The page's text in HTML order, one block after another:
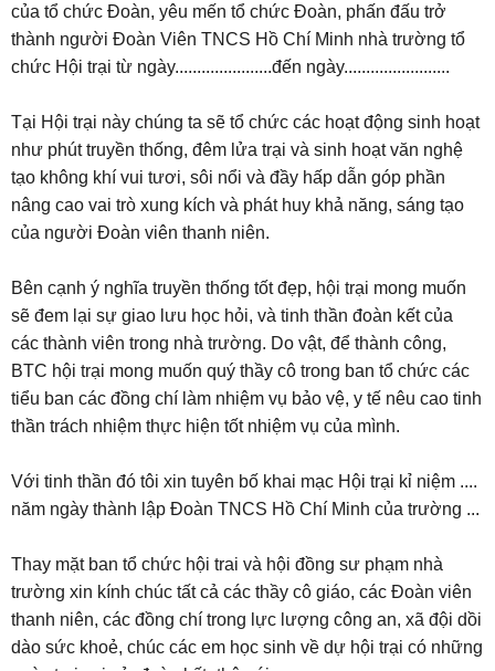
của tổ chức Đoàn, yêu mến tổ chức Đoàn, phấn đấu trở
thành người Đoàn Viên TNCS Hồ Chí Minh nhà trường tổ
chức Hội trại từ ngày......................đến ngày........................
Tại Hội trại này chúng ta sẽ tổ chức các hoạt động sinh hoạt
như phút truyền thống, đêm lửa trại và sinh hoạt văn nghệ
tạo không khí vui tươi, sôi nổi và đầy hấp dẫn góp phần
nâng cao vai trò xung kích và phát huy khả năng, sáng tạo
của người Đoàn viên thanh niên.
Bên cạnh ý nghĩa truyền thống tốt đẹp, hội trại mong muốn
sẽ đem lại sự giao lưu học hỏi, và tinh thần đoàn kết của
các thành viên trong nhà trường. Do vật, để thành công,
BTC hội trại mong muốn quý thầy cô trong ban tổ chức các
tiểu ban các đồng chí làm nhiệm vụ bảo vệ, y tế nêu cao tinh
thần trách nhiệm thực hiện tốt nhiệm vụ của mình.
Với tinh thần đó tôi xin tuyên bố khai mạc Hội trại kỉ niệm ....
năm ngày thành lập Đoàn TNCS Hồ Chí Minh của trường ...
Thay mặt ban tổ chức hội trai và hội đồng sư phạm nhà
trường xin kính chúc tất cả các thầy cô giáo, các Đoàn viên
thanh niên, các đồng chí trong lực lượng công an, xã đội dồi
dào sức khoẻ, chúc các em học sinh về dự hội trại có những